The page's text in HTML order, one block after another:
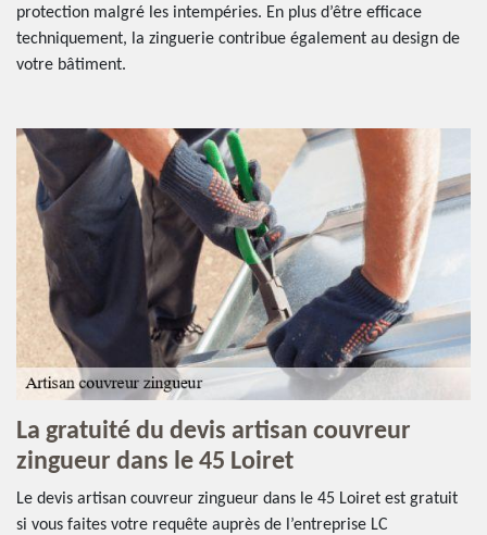
protection malgré les intempéries. En plus d’être efficace
techniquement, la zinguerie contribue également au design de
votre bâtiment.
La gratuité du devis artisan couvreur
zingueur dans le 45 Loiret
Le devis artisan couvreur zingueur dans le 45 Loiret est gratuit
si vous faites votre requête auprès de l’entreprise LC